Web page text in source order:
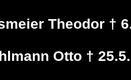
Theodor †
Otto †